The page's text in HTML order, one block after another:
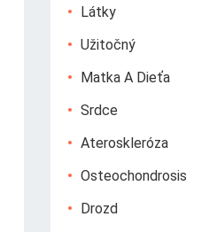
Látky
Užitočný
Matka A Dieťa
Srdce
Ateroskleróza
Osteochondrosis
Drozd